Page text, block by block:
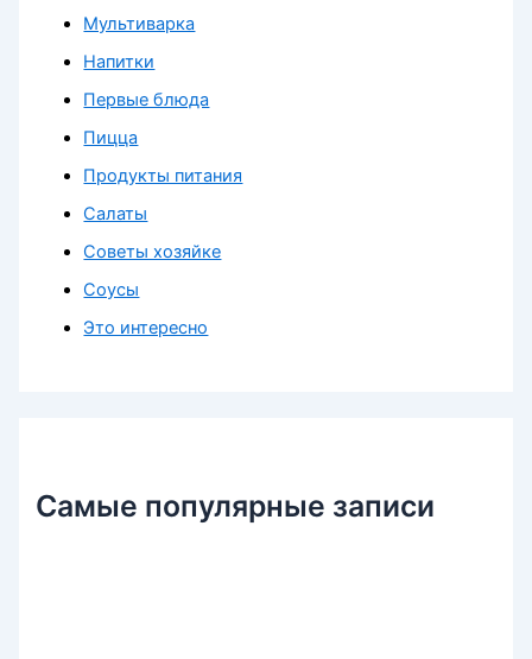
Мультиварка
Напитки
Первые блюда
Пицца
Продукты питания
Салаты
Советы хозяйке
Соусы
Это интересно
Самые популярные записи